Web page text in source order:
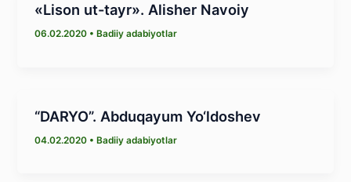
«Lison ut-tayr». Alisher Navoiy
06.02.2020 • Badiiy adabiyotlar
“DARYO”. Abduqayum Yo‘ldoshev
04.02.2020 •Badiiy adabiyotlar